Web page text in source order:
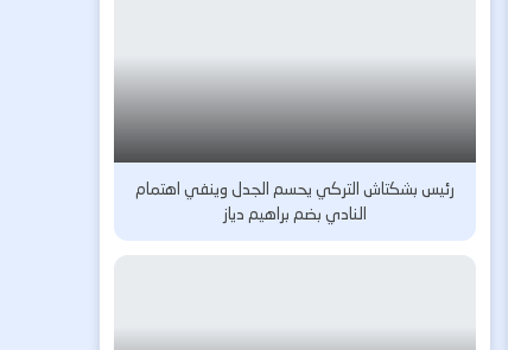
رئيس بشكتاش التركي يحسم الجدل وينفي اهتمام
النادي بضم براهيم دياز